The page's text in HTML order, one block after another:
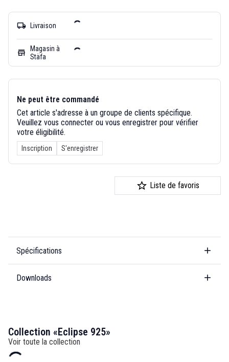
local_shipping Livraison
store
Magasin à
Stäfa
Ne peut être commandé
Cet article s'adresse à un groupe de clients spécifique.
Veuillez vous connecter ou vous enregistrer pour vérifier
votre éligibilité.
Inscription S'enregistrer
Liste de favoris
Spécifications
Downloads
Collection «Eclipse 925»
Voir toute la collection